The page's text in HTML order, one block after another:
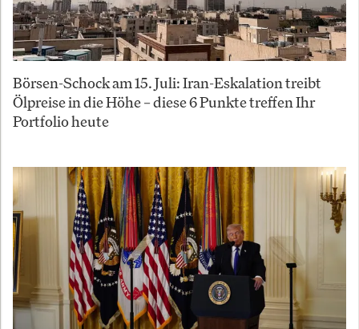
Börsen-Schock am 15. Juli: Iran-Eskalation treibt
Ölpreise in die Höhe – diese 6 Punkte treffen Ihr
Portfolio heute